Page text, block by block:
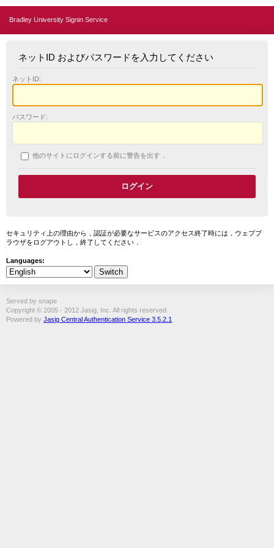
Bradley University Signin Service
ネットID およびパスワードを入力してください
ネットID:
パスワード:
他のサイトにログインする前に警告を出す．
セキュリティ上の理由から，認証が必要なサービスのアクセス終了時には，ウェブブ
ラウザをログアウトし，終了してください．
Languages:
Served by snape
Copyright © 2005 - 2012 Jasig, Inc. All rights reserved.
Powered by Jasig Central Authentication Service 3.5.2.1